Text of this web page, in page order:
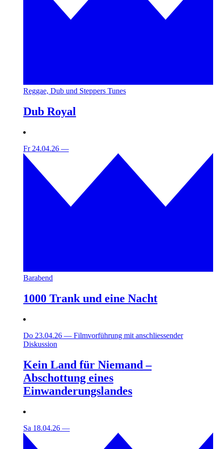
Reggae, Dub und Steppers Tunes
Dub Royal
Fr 24.04.26 —
Barabend
1000 Trank und eine Nacht
Do 23.04.26 — Filmvorführung mit anschliessender
Diskussion
Kein Land für Niemand –
Abschottung eines
Einwanderungslandes
Sa 18.04.26 —